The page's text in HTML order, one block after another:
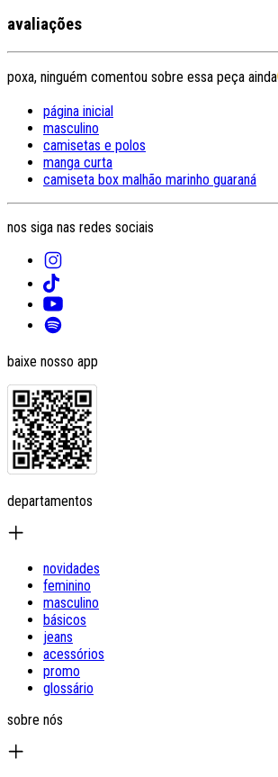
avaliações
poxa, ninguém comentou sobre essa peça ainda
página inicial
masculino
camisetas e polos
manga curta
camiseta box malhão marinho guaraná
nos siga nas redes sociais
baixe nosso app
departamentos
novidades
feminino
masculino
básicos
jeans
acessórios
promo
glossário
sobre nós